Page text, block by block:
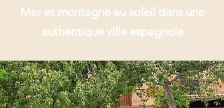
Mer et montagne au soleil dans une
authentique ville espagnole